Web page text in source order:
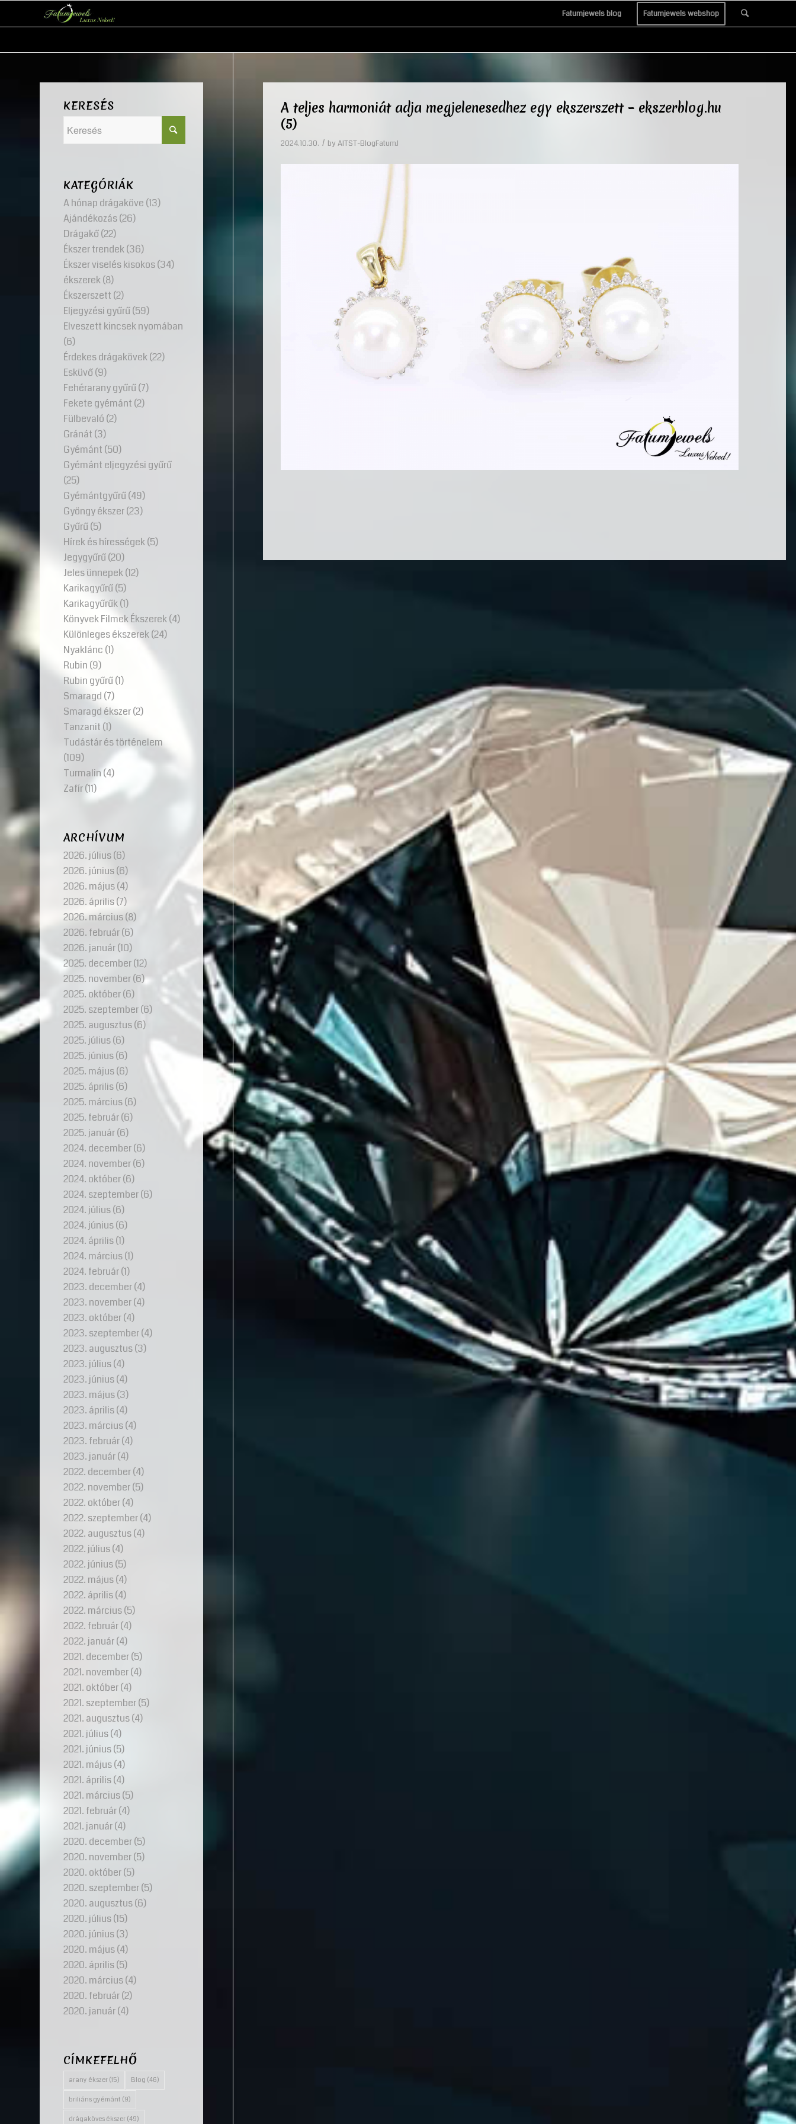
Fatumjewels blog Fatumjewels webshop
A teljes harmoniát adja megjelenesedhez egy ekszerszett – ekszerblog.hu
(5)
2024.10.30. / by AITST-BlogFatumJ
KERESÉS
KATEGÓRIÁK
A hónap drágaköve (13)
Ajándékozás(26)
Drágakő(22)
Ékszer trendek(36)
Ékszer viselés kisokos(34)
ékszerek(8)
Ékszerszett (2)
Eljegyzési gyűrű(59)
Elveszett kincsek nyomában
(6)
Érdekes drágakövek(22)
Esküvő(9)
Fehérarany gyűrű(7)
Fekete gyémánt (2)
Fülbevaló (2)
Gránát (3)
Gyémánt (50)
Gyémánt eljegyzési gyűrű
(25)
Gyémántgyűrű(49)
Gyöngy ékszer(23)
Gyűrű(5)
Hírek és hírességek(5)
Jegygyűrű(20)
Jeles ünnepek(12)
Karikagyűrű(5)
Karikagyűrűk(1)
Könyvek Filmek Ékszerek(4)
Különleges ékszerek(24)
Nyaklánc (1)
Rubin (9)
Rubin gyűrű(1)
Smaragd (7)
Smaragd ékszer(2)
Tanzanit (1)
Tudástár és történelem
(109)
Turmalin (4)
Zafír(11)
ARCHÍVUM
2026. július(6)
2026. június(6)
2026. május(4)
2026. április(7)
2026. március(8)
2026. február(6)
2026. január(10)
2025. december(12)
2025. november(6)
2025. október(6)
2025. szeptember(6)
2025. augusztus(6)
2025. július(6)
2025. június(6)
2025. május(6)
2025. április(6)
2025. március(6)
2025. február(6)
2025. január(6)
2024. december(6)
2024. november(6)
2024. október(6)
2024. szeptember(6)
2024. július(6)
2024. június(6)
2024. április(1)
2024. március(1)
2024. február(1)
2023. december(4)
2023. november(4)
2023. október(4)
2023. szeptember(4)
2023. augusztus(3)
2023. július(4)
2023. június(4)
2023. május(3)
2023. április(4)
2023. március(4)
2023. február(4)
2023. január(4)
2022. december(4)
2022. november(5)
2022. október(4)
2022. szeptember(4)
2022. augusztus(4)
2022. július(4)
2022. június(5)
2022. május(4)
2022. április(4)
2022. március(5)
2022. február(4)
2022. január(4)
2021. december(5)
2021. november(4)
2021. október(4)
2021. szeptember(5)
2021. augusztus(4)
2021. július(4)
2021. június(5)
2021. május(4)
2021. április(4)
2021. március(5)
2021. február(4)
2021. január(4)
2020. december(5)
2020. november(5)
2020. október(5)
2020. szeptember(5)
2020. augusztus(6)
2020. július(15)
2020. június(3)
2020. május(4)
2020. április(5)
2020. március(4)
2020. február(2)
2020. január(4)
CÍMKEFELHŐ
arany ékszer (15) Blog (46)
briliáns gyémánt (9)
drágaköves ékszer (49)